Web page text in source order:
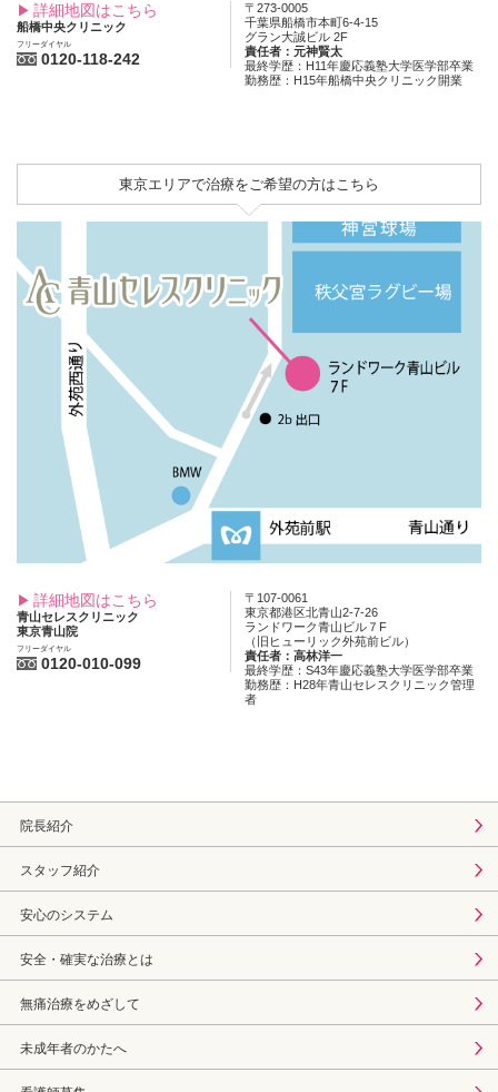
詳細地図はこちら
船橋中央クリニック
フリーダイヤル
0120-118-242
〒273-0005
千葉県船橋市本町6-4-15
グラン大誠ビル 2F
責任者：元神賢太
最終学歴：H11年慶応義塾大学医学部卒業
勤務歴：H15年船橋中央クリニック開業
東京エリアで治療をご希望の方はこちら
詳細地図はこちら
青山セレスクリニック
東京青山院
フリーダイヤル
0120-010-099
〒107-0061
東京都港区北青山2-7-26
ランドワーク青山ビル７F
（旧ヒューリック外苑前ビル）
責任者：高林洋一
最終学歴：S43年慶応義塾大学医学部卒業
勤務歴：H28年青山セレスクリニック管理
者
院長紹介
スタッフ紹介
安心のシステム
安全・確実な治療とは
無痛治療をめざして
未成年者のかたへ